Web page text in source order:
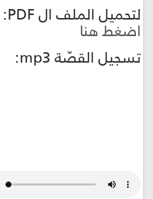
لتحميل الملف ال PDF:
اضغط هنا
تسجيل القصّة mp3: